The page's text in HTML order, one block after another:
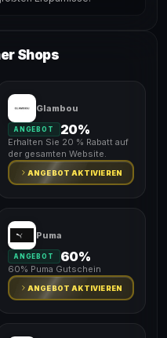
Shops
Glambou
ANGEBOT 20%
Erhalten Sie 20 % Rabatt auf
der gesamten Website.
ANGEBOT AKTIVIEREN
Puma
ANGEBOT 60%
60% Puma Gutschein
ANGEBOT AKTIVIEREN